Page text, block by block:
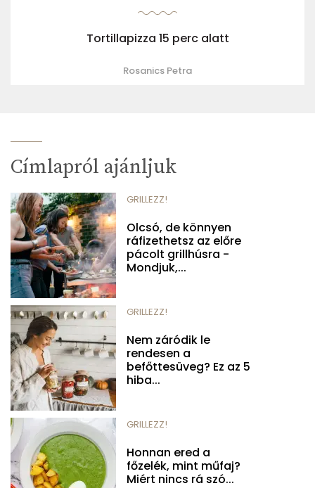
Tortillapizza 15 perc alatt
Rosanics Petra
Címlapról ajánljuk
GRILLEZZ!
Olcsó, de könnyen
ráfizethetsz az előre
pácolt grillhúsra -
Mondjuk,...
GRILLEZZ!
Nem záródik le
rendesen a
befőttesüveg? Ez az 5
hiba...
GRILLEZZ!
Honnan ered a
főzelék, mint műfaj?
Miért nincs rá szó...